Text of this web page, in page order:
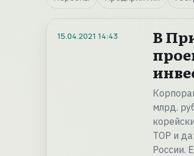
15.04.2021 14:43
В
млрд.
ТОР и
России.